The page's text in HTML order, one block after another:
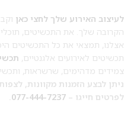
לעיצוב האירוע שלך לחצי כאן
הקרובה שלך. את התכשיטים,
אצלנו, תמצאי את כל התכשיטים
תכשיטים לאירועים אלגנטיים,
צמידים מדהימים, שרשראות,
לפרטים חייגו – 077-444-7237